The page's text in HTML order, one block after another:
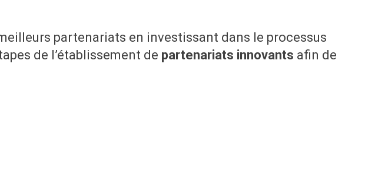
partenariats en investissant dans le processus
de l’établissement de partenariats innovants afin de